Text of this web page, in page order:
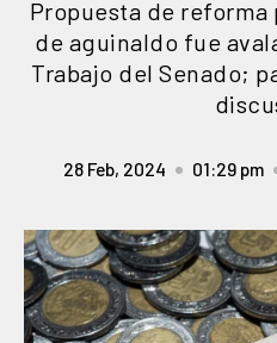
Propuesta de
de aguinaldo fue
Trabajo del Senado;
28 Feb, 2024 01:29 pm